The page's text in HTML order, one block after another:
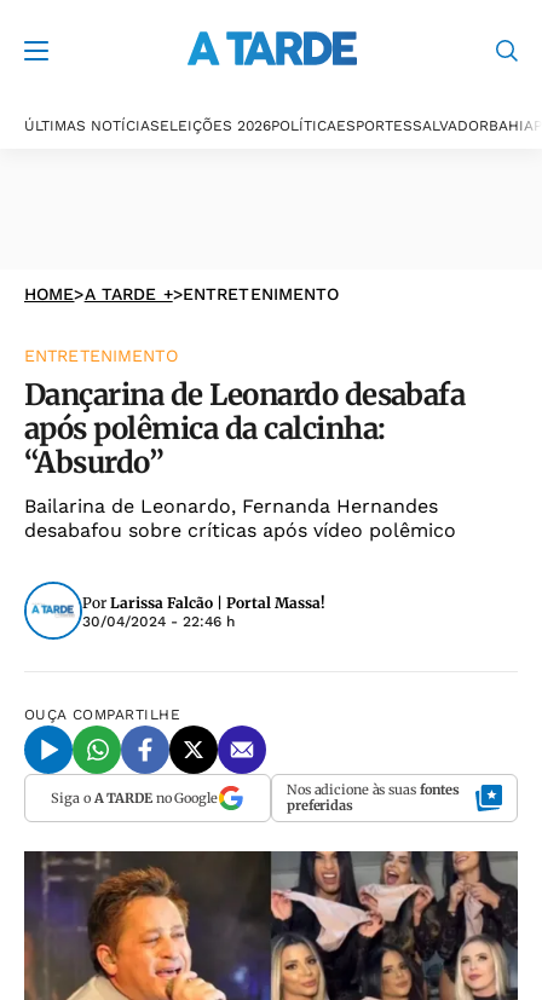
ÚLTIMAS NOTÍCIASELEIÇÕES 2026POLÍTICAESPORTESSALVADORBAHIA
HOME>A TARDE +>ENTRETENIMENTO
ENTRETENIMENTO
Dançarina de Leonardo desabafa
após polêmica da calcinha:
“Absurdo”
Bailarina de Leonardo, Fernanda Hernandes
desabafou sobre críticas após vídeo polêmico
Por Larissa Falcão | Portal Massa!
30/04/2024 - 22:46 h
OUÇA COMPARTILHE
Siga o A TARDEno Google Nos adicione às suas fontes
preferidas